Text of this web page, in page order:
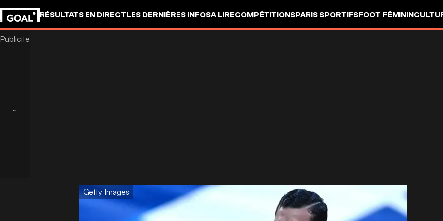
RÉSULTATS EN DIRECTLES DERNIÈRES INFOSA LIRECOMPÉTITIONSPARIS SPORTIFSFOOT FÉMININ
Getty Images